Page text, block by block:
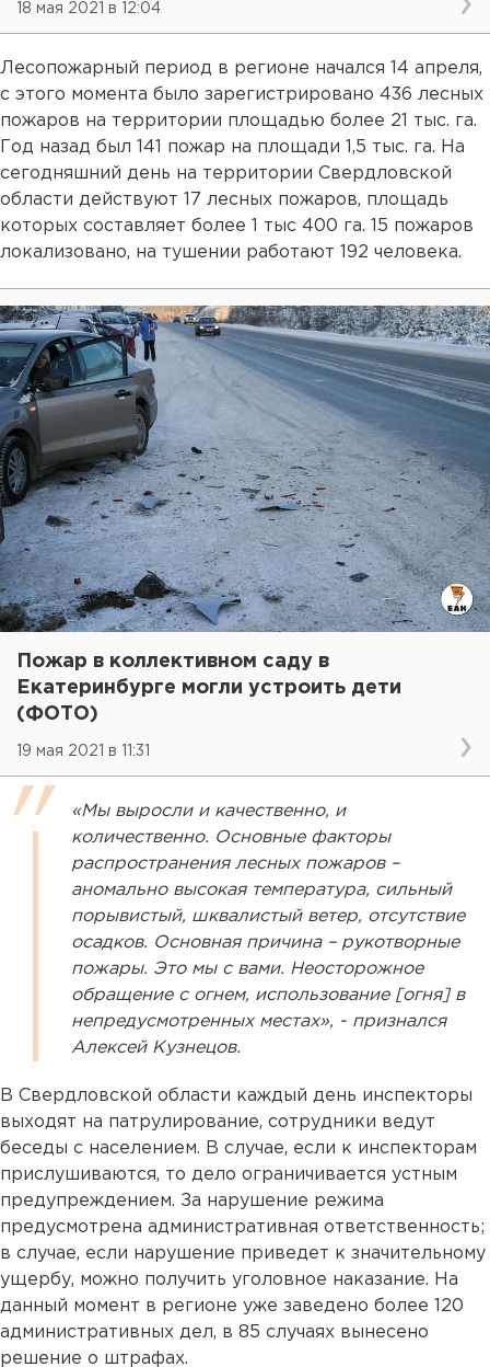
18 мая 2021 в 12:04
Лесопожарный период в регионе начался 14 апреля,
с этого момента было зарегистрировано 436 лесных
пожаров на территории площадью более 21 тыс. га.
Год назад был 141 пожар на площади 1,5 тыс. га. На
сегодняшний день на территории Свердловской
области действуют 17 лесных пожаров, площадь
которых составляет более 1 тыс 400 га. 15 пожаров
локализовано, на тушении работают 192 человека.
Пожар в коллективном саду в
Екатеринбурге могли устроить дети
(ФОТО)
19 мая 2021 в 11:31
«Мы выросли и качественно, и
количественно. Основные факторы
распространения лесных пожаров –
аномально высокая температура, сильный
порывистый, шквалистый ветер, отсутствие
осадков. Основная причина – рукотворные
пожары. Это мы с вами. Неосторожное
обращение с огнем, использование [огня] в
непредусмотренных местах», - признался
Алексей Кузнецов.
В Свердловской области каждый день инспекторы
выходят на патрулирование, сотрудники ведут
беседы с населением. В случае, если к инспекторам
прислушиваются, то дело ограничивается устным
предупреждением. За нарушение режима
предусмотрена административная ответственность;
в случае, если нарушение приведет к значительному
ущербу, можно получить уголовное наказание. На
данный момент в регионе уже заведено более 120
административных дел, в 85 случаях вынесено
решение о штрафах.